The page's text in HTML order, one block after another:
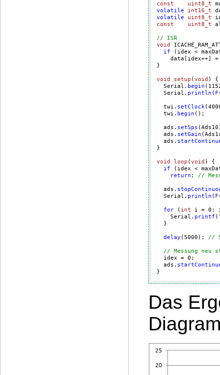
const uint8_t
volatile
int16_t
volatile
uint8_t
const
uint8_t
// ISR
void
if (idex <
data[idex++] =
}
void setup ( void )
{
  Serial.
begin (
  Serial.
println ( F
  twi.
setClock(
  twi.
begin
  ads.
setSps
  ads.
setGain
  ads.
}
void loop ( void )
{
if (idex <
return ; //
  ads.
  Serial.
println ( F
for ( int i = 0 ;
    Serial.
printf (
  }
delay ( 5000 ); // 5
// Messung neu
  idex =
0 ;
  ads.
}
Das